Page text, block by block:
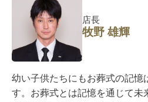
店長
牧野 雄輝
幼い子供たちにもお葬式の記憶
す。お葬式とは記憶を通じて未